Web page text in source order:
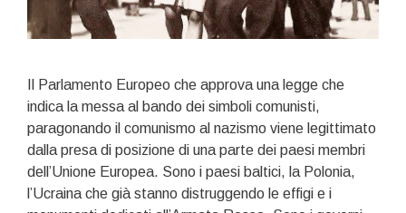
Il Parlamento Europeo che approva una legge che
indica la messa al bando dei simboli comunisti,
paragonando il comunismo al nazismo viene legittimato
dalla presa di posizione di una parte dei paesi membri
dell’Unione Europea. Sono i paesi baltici, la Polonia,
l’Ucraina che già stanno distruggendo le effigi e i